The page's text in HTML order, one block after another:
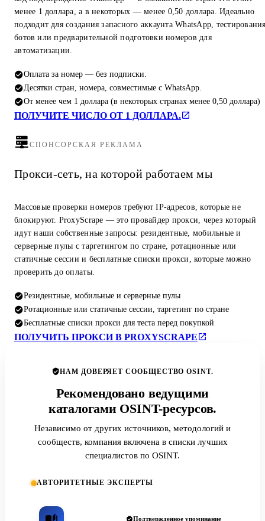
менее 1 доллара, а в некоторых — менее 0,50 доллара. Идеально
подходит для создания запасного аккаунта WhatsApp,
ботов или предварительной подготовки номеров для
автоматизации.
Оплата за номер — без подписки.
Десятки стран, номера, совместимые с WhatsApp.
От менее чем 1 доллара (в некоторых странах менее 0,50 доллара)
ПОЛУЧИТЕ ЧИСЛО ОТ 1 ДОЛЛАРА.
СПОНСОРСКАЯ РЕКЛАМА
Прокси-сеть, на которой работаем мы
Массовые проверки номеров требуют IP-адресов, которые не
блокируют. ProxyScrape — это провайдер прокси, через который
идут наши собственные запросы: резидентные, мобильные и
серверные пулы с таргетингом по стране, ротационные или
статичные сессии и бесплатные списки прокси, которые можно
проверить до оплаты.
Резидентные, мобильные и серверные пулы
Ротационные или статичные сессии, таргетинг по стране
Бесплатные списки прокси для теста перед покупкой
ПОЛУЧИТЬ ПРОКСИ В PROXYSCRAPE
НАМ ДОВЕРЯЕТ СООБЩЕСТВО OSINT.
Рекомендовано ведущими
каталогами OSINT-ресурсов.
Независимо от других источников, методологий и
сообществ, компания включена в списки лучших
специалистов по OSINT.
АВТОРИТЕТНЫЕ ЭКСПЕРТЫ
Подтвержденное упоминание